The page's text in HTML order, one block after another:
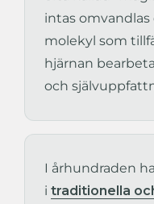
intas
molekyl som
hjärnan
och
I århundraden
i traditionella